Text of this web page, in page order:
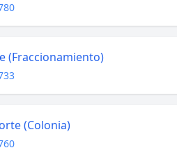
(Fraccionamiento)
(Colonia)